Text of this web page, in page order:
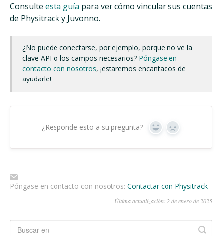
Consulte esta guía para ver cómo vincular sus cuentas
de Physitrack y Juvonno.
¿No puede conectarse, por ejemplo, porque no ve la
clave API o los campos necesarios? Póngase en
contacto con nosotros, ¡estaremos encantados de
ayudarle!
¿Responde esto a su pregunta? Sí No
Póngase en contacto con nosotros: Contactar con Physitrack
Última actualización: 2 de enero de 2025